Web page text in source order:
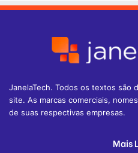
JanelaTech. Todos os textos são
site. As marcas comerciais,
de suas respectivas empresas.
Mais